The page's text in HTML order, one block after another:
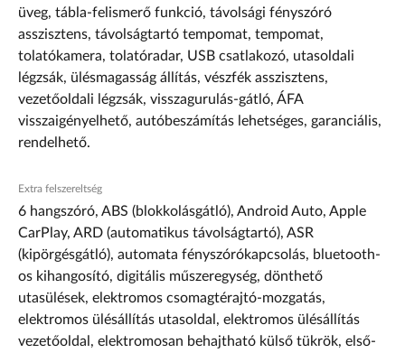
üveg, tábla-felismerő funkció, távolsági fényszóró
asszisztens, távolságtartó tempomat, tempomat,
tolatókamera, tolatóradar, USB csatlakozó, utasoldali
légzsák, ülésmagasság állítás, vészfék asszisztens,
vezetőoldali légzsák, visszagurulás-gátló, ÁFA
visszaigényelhető, autóbeszámítás lehetséges, garanciális,
rendelhető.
Extra felszereltség
6 hangszóró, ABS (blokkolásgátló), Android Auto, Apple
CarPlay, ARD (automatikus távolságtartó), ASR
(kipörgésgátló), automata fényszórókapcsolás, bluetooth-
os kihangosító, digitális műszeregység, dönthető
utasülések, elektromos csomagtérajtó-mozgatás,
elektromos ülésállítás utasoldal, elektromos ülésállítás
vezetőoldal, elektromosan behajtható külső tükrök, első-